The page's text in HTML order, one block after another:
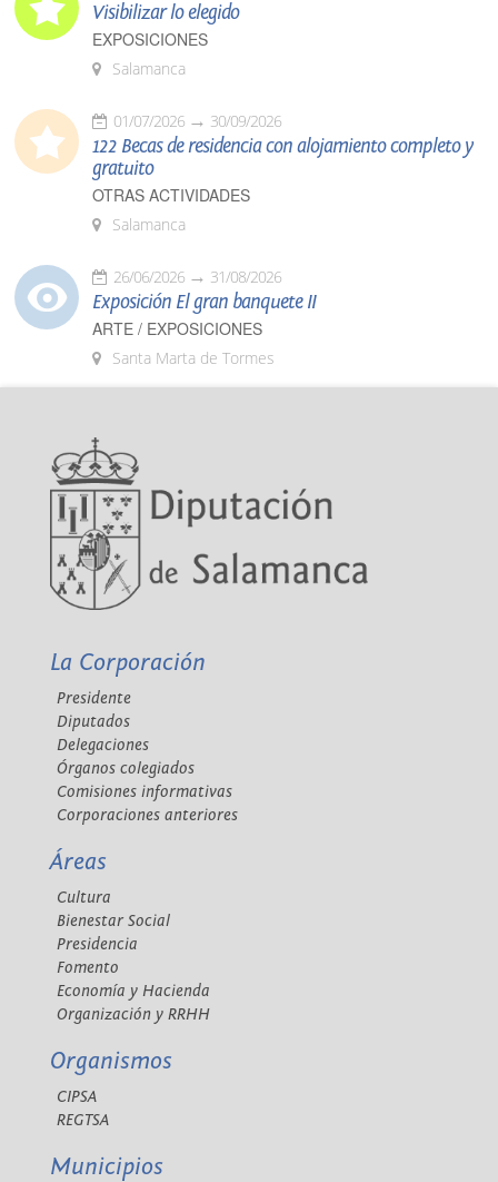
Visibilizar lo elegido
EXPOSICIONES
Salamanca
01/07/2026 30/09/2026
122 Becas de residencia con alojamiento completo y
gratuito
OTRAS ACTIVIDADES
Salamanca
26/06/2026 31/08/2026
Exposición El gran banquete II
ARTE / EXPOSICIONES
Santa Marta de Tormes
La Corporación
Presidente
Diputados
Delegaciones
Órganos colegiados
Comisiones informativas
Corporaciones anteriores
Áreas
Cultura
Bienestar Social
Presidencia
Fomento
Economía y Hacienda
Organización y RRHH
Organismos
CIPSA
REGTSA
Municipios